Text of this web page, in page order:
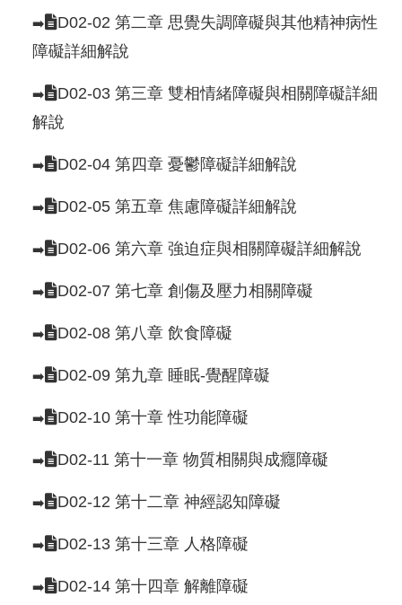
➡️
D02-02 第二章 思覺失調障礙與其他精神病性
障礙詳細解說
➡️
D02-03 第三章 雙相情緒障礙與相關障礙詳細
解說
➡️ D02-04 第四章 憂鬱障礙詳細解說
➡️ D02-05 第五章 焦慮障礙詳細解說
➡️ D02-06 第六章 強迫症與相關障礙詳細解說
➡️ D02-07 第七章 創傷及壓力相關障礙
➡️ D02-08 第八章 飲食障礙
➡️ D02-09 第九章 睡眠-覺醒障礙
➡️ D02-10 第十章 性功能障礙
➡️ D02-11 第十一章 物質相關與成癮障礙
➡️ D02-12 第十二章 神經認知障礙
➡️ D02-13 第十三章 人格障礙
➡️ D02-14 第十四章 解離障礙